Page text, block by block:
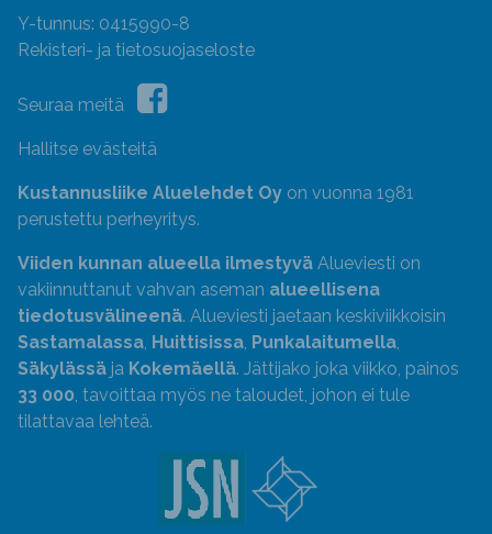
Y-tunnus: 0415990-8
Rekisteri- ja tietosuojaseloste
Seuraa meitä
Hallitse evästeitä
Kustannusliike Aluelehdet Oy on vuonna 1981
perustettu perheyritys.
Viiden kunnan alueella ilmestyvä Alueviesti on
vakiinnuttanut vahvan aseman alueellisena
tiedotusvälineenä. Alueviesti jaetaan keskiviikkoisin
Sastamalassa, Huittisissa, Punkalaitumella,
Säkylässä ja Kokemäellä. Jättijako joka viikko, painos
33 000, tavoittaa myös ne taloudet, johon ei tule
tilattavaa lehteä.